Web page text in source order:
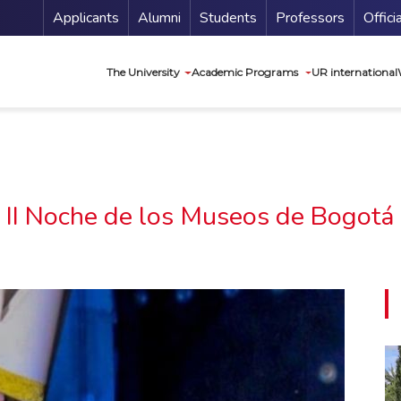
Menu Secundario
Applicants Alumni Students Professors
The University Academic Programs UR international
II Noche de los Museos de Bogotá